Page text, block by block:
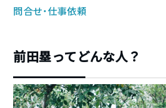
問合せ・仕事依頼
前田塁ってどんな人？